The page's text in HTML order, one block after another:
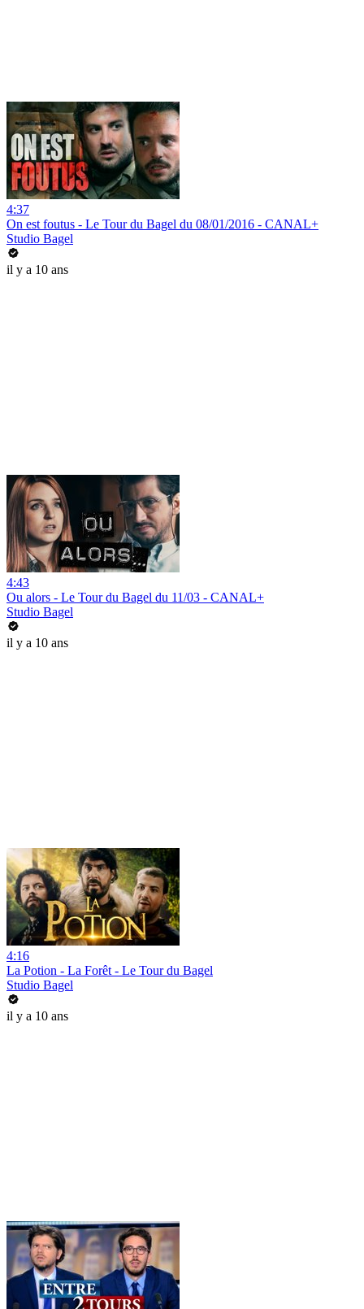
4:37
On est foutus - Le Tour du Bagel du 08/01/2016 - CANAL+
Studio Bagel
il y a 10 ans
4:43
Ou alors - Le Tour du Bagel du 11/03 - CANAL+
Studio Bagel
il y a 10 ans
4:16
La Potion - La Forêt - Le Tour du Bagel
Studio Bagel
il y a 10 ans